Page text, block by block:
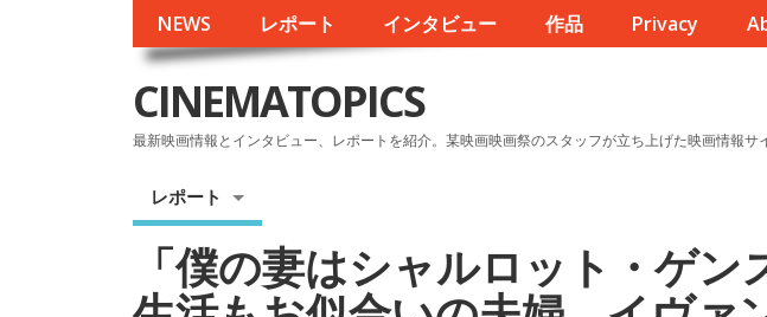
NEWS レポート インタビュー 作品 Privacy
CINEMATOPICS
最新映画情報とインタビュー、レポートを紹介。某映画映画祭のスタッフが立ち上げた映画情報サ
レポート
「僕の妻はシャルロット・ゲン